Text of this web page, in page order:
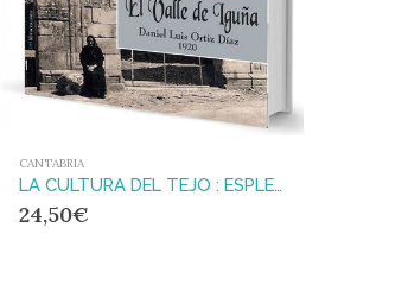
CANTABRIA
LA CULTURA DEL TEJO : ESPLENDOR Y DECADENCIA DE UN PATRIMONIO VITAL
24,50€